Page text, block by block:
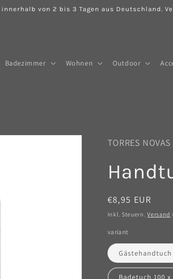
innerhalb von 2 bis 3 Tagen aus Deutschland.
Badezimmer Wohnen Outdoor
TORRES NOVAS
Normaler
Preis
€8,95 EUR
Inkl. Steuern.Versand
variant
Gästehandtuch
Badetuch 100 x